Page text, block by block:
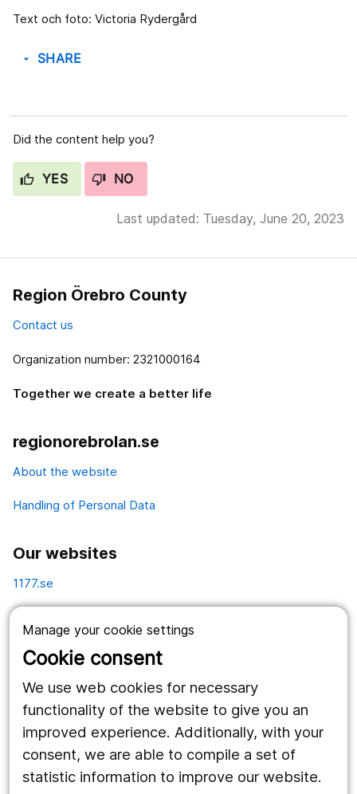
Manage your cookie settings
Cookie consent
We use web cookies for necessary
functionality of the website to give you an
improved experience. Additionally, with your
consent, we are able to compile a set of
statistic information to improve our website.
Text och foto: Victoria Rydergård
arrow_drop_down SHARE
Did the content help you?
YES NO
Last updated: Tuesday, June 20, 2023
Region Örebro County
Contact us
Organization number: 2321000164
Together we create a better life
regionorebrolan.se
About the website
Handling of Personal Data
Our websites
1177.se
Vårdgivare
Utveckling
Follow us
Facebook